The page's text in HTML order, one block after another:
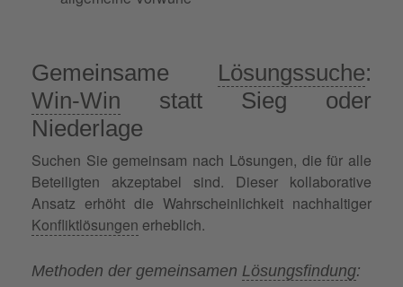
Gemeinsame Lösungssuche:
Win-Win statt Sieg oder
Niederlage
Suchen Sie gemeinsam nach Lösungen, die für alle
Beteiligten akzeptabel sind. Dieser kollaborative
Ansatz erhöht die Wahrscheinlichkeit nachhaltiger
Konfliktlösungen erheblich.
Methoden der gemeinsamen Lösungsfindung: